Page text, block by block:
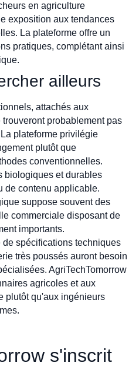
en agriculture
exposition aux tendances
La plateforme offre un
pratiques, complétant ainsi
ailleurs
attachés aux
probablement pas
plateforme privilégie
plutôt que
conventionnelles.
biologiques et durables
de contenu applicable.
suppose souvent des
commerciale disposant de
importants.
de spécifications techniques
très poussés auront besoin
AgriTechTomorrow
agricoles et aux
plutôt qu'aux ingénieurs
s'inscrit